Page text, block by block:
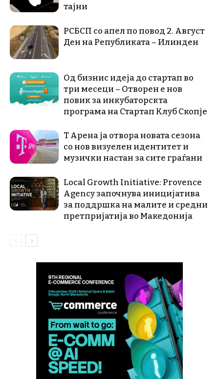
тајни
РСБСП со апел по повод 2. Август
Ден на Републиката – Илинден
Од бизнис идеја до стартап во
три месеци – Отворен е нов
повик за инкубаторскта
програма на Стартап Клуб Скопје
Т Арена ја отвора новата сезона
со нов визуелен идентитет и
музички настан за сите граѓани
Local Growth Initiative: Provence
Agency започнува иницијатива
за поддршка на малите и средни
претпријатија во Македонија